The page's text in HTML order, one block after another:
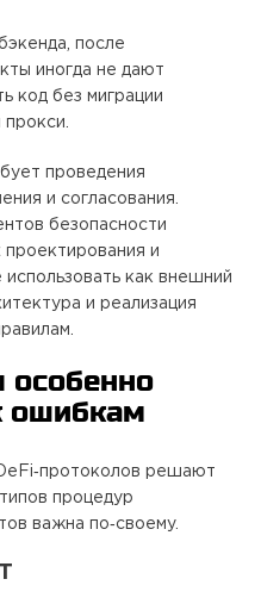
после
иногда не дают
код без миграции
проведения
и согласования.
безопасности
проектирования и
как внешний
и реализация
особенно
ошибкам
решают
процедур
важна по‑своему.